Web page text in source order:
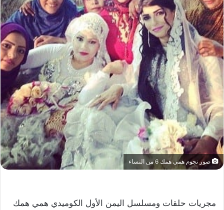
صور نجوم همي همك 6 من النساء
مجريات حلقات ومسلسل اليمن الأول الكوميدي همي همك